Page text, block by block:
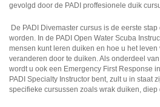
gevolgd door de PADI proffesionele duik
De PADI Divemaster cursus is de eerste
worden. In de PADI Open Water Scuba
mensen kunt leren duiken en hoe u het
veranderen door te duiken. Als onderdeel
wordt u ook een Emergency First Response
PADI Specialty Instructor bent, zult u in staat
specifieke cursussen zoals wrak duiken, diep